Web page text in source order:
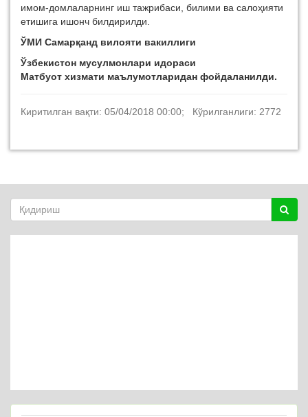
имом-домлаларнинг иш тажрибаси, билими ва салоҳияти
етишига ишонч билдирилди.
ЎМИ Самарқанд вилояти вакиллиги
Ўзбекистон мусулмонлари идораси
Матбуот хизмати маълумотларидан фойдаланилди.
Киритилган вақти: 05/04/2018 00:00; Кўрилганлиги: 2772